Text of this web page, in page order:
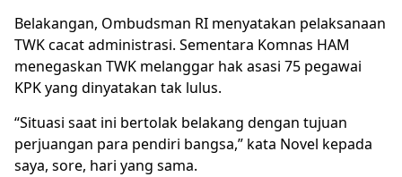
Belakangan, Ombudsman RI menyatakan pelaksanaan
TWK cacat administrasi. Sementara Komnas HAM
menegaskan TWK melanggar hak asasi 75 pegawai
KPK yang dinyatakan tak lulus.
“Situasi saat ini bertolak belakang dengan tujuan
perjuangan para pendiri bangsa,” kata Novel kepada
saya, sore, hari yang sama.